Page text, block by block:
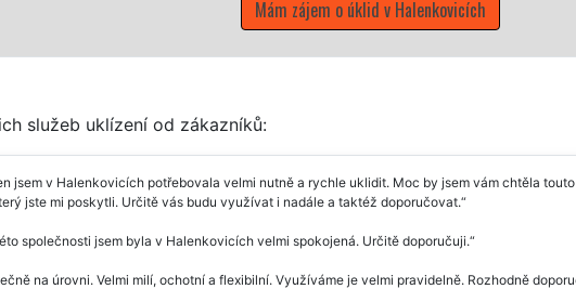
služeb uklízení od zákazníků:
jsem v Halenkovicích potřebovala velmi nutně a rychle uklidit. Moc by jsem vám chtěla
jste mi poskytli. Určitě vás budu využívat i nadále a taktéž doporučovat.
společnosti jsem byla v Halenkovicích velmi spokojená. Určitě doporučuji.
na úrovni. Velmi milí, ochotní a flexibilní. Využíváme je velmi pravidelně. Rozhodně